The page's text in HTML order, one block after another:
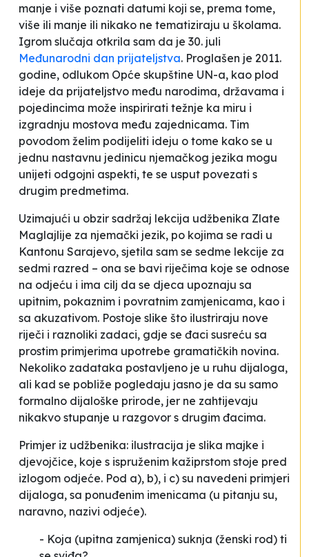
manje i više poznati datumi koji se, prema tome,
više ili manje ili nikako ne tematiziraju u školama.
Igrom slučaja otkrila sam da je 30. juli
Međunarodni dan prijateljstva. Proglašen je 2011.
godine, odlukom Opće skupštine UN-a, kao plod
ideje da prijateljstvo među narodima, državama i
pojedincima može inspirirati težnje ka miru i
izgradnju mostova među zajednicama. Tim
povodom želim podijeliti ideju o tome kako se u
jednu nastavnu jedinicu njemačkog jezika mogu
unijeti odgojni aspekti, te se usput povezati s
drugim predmetima.
Uzimajući u obzir sadržaj lekcija udžbenika Zlate
Maglajlije za njemački jezik, po kojima se radi u
Kantonu Sarajevo, sjetila sam se sedme lekcije za
sedmi razred – ona se bavi riječima koje se odnose
na odjeću i ima cilj da se djeca upoznaju sa
upitnim, pokaznim i povratnim zamjenicama, kao i
sa akuzativom. Postoje slike što ilustriraju nove
riječi i raznoliki zadaci, gdje se đaci susreću sa
prostim primjerima upotrebe gramatičkih novina.
Nekoliko zadataka postavljeno je u ruhu dijaloga,
ali kad se pobliže pogledaju jasno je da su samo
formalno dijaloške prirode, jer ne zahtijevaju
nikakvo stupanje u razgovor s drugim đacima.
Primjer iz udžbenika: ilustracija je slika majke i
djevojčice, koje s ispruženim kažiprstom stoje pred
izlogom odjeće. Pod a), b), i c) su navedeni primjeri
dijaloga, sa ponuđenim imenicama (u pitanju su,
naravno, nazivi odjeće).
- Koja (upitna zamjenica) suknja (ženski rod) ti